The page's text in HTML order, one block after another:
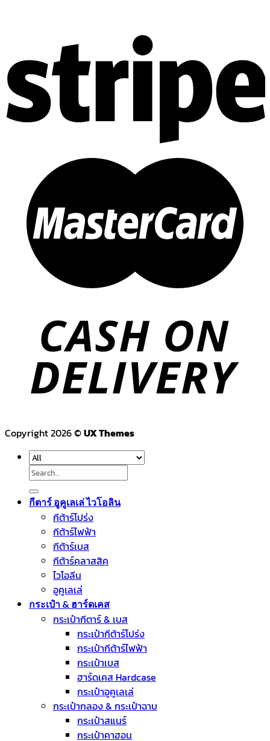
Copyright 2026 ©UX Themes
Search
กีตาร์ อูคูเลเล่ ไวโอลิน
กีต้าร์โปร่ง
กีต้าร์ไฟฟ้า
กีต้าร์เบส
กีต้าร์คลาสสิค
ไวโอลีน
อูคูเลเล่
กระเป๋า & ฮาร์ดเคส
กระเป๋ากีตาร์ & เบส
กระเป๋ากีต้าร์โปร่ง
กระเป๋ากีต้าร์ไฟฟ้า
กระเป๋าเบส
ฮาร์ดเคส Hardcase
กระเป๋าอูคูเลเล่
กระเป๋ากลอง & กระเป๋าฉาบ
กระเป๋าสแนร์
กระเป๋าคาฮอน